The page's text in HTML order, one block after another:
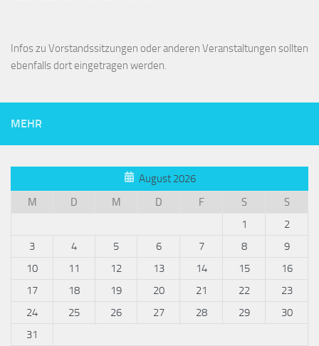
Infos zu Vorstandssitzungen oder anderen Veranstaltungen sollten
ebenfalls dort eingetragen werden.
MEHR
August 2026
M
D M D F S
S
1
2
3
4 5 6 7 8
9
10
11 12 13 14 15
16
17
18 19 20 21 22
23
24
25 26 27 28 29
30
31